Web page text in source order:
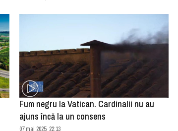
Fum negru la Vatican. Cardinalii nu au
ajuns încă la un consens
07 mai 2025, 22:13